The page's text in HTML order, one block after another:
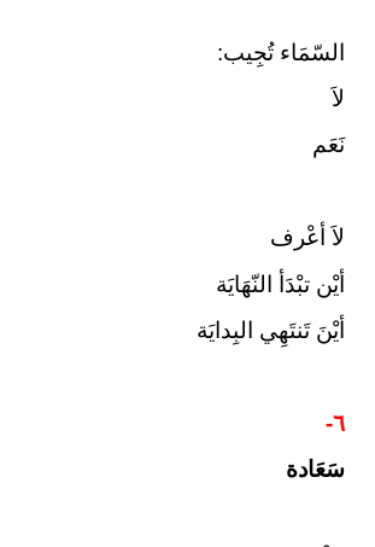
السّمَاء تُجِيب:
لاَ
نَعَم
لاَ أعْرف
أيْن تبْدَأ النّهَايَة
أيْنَ تَنتَهِي البِدايَة
٦-
سَعَادة